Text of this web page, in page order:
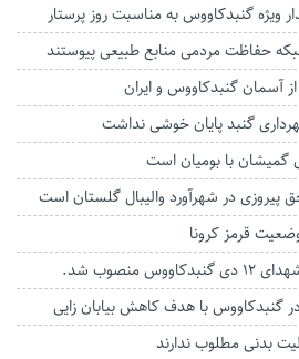
ویژه گنبدکاووس به مناسبت روز پرستار
آسمان گنبدکاووس و ایران
گنبد پایان خوشی نداشت
گمیشان با بومیان است
در شهرآورد والیبال گلستان است
قرمز کرونا
منصوب شد.